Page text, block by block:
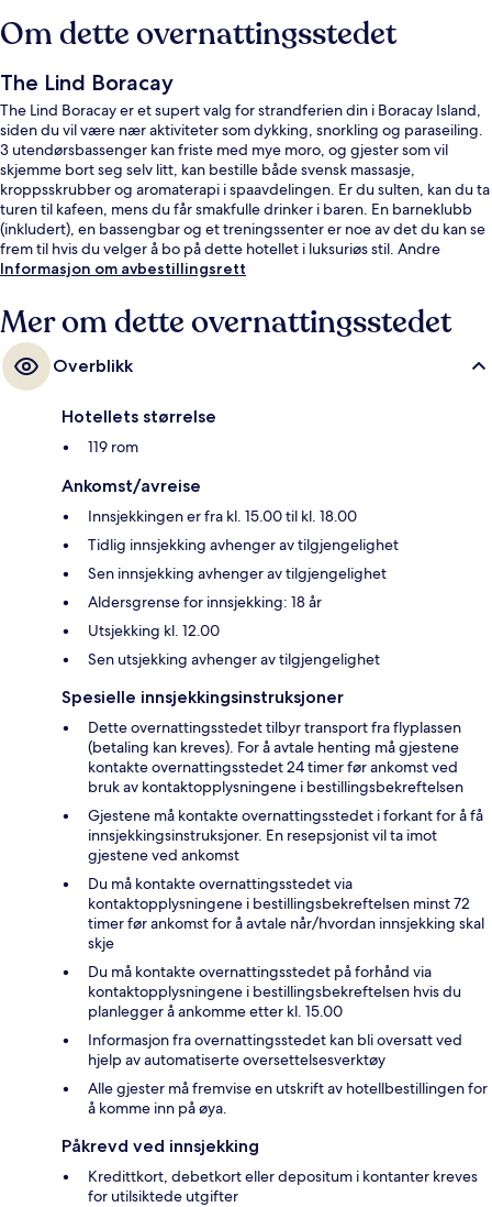
Om dette overnattingsstedet
The Lind Boracay
The Lind Boracay er et supert valg for strandferien din i Boracay Island,
siden du vil være nær aktiviteter som dykking, snorkling og paraseiling.
3 utendørsbassenger kan friste med mye moro, og gjester som vil
skjemme bort seg selv litt, kan bestille både svensk massasje,
kroppsskrubber og aromaterapi i spaavdelingen. Er du sulten, kan du ta
turen til kafeen, mens du får smakfulle drinker i baren. En barneklubb
(inkludert), en bassengbar og et treningssenter er noe av det du kan se
frem til hvis du velger å bo på dette hotellet i luksuriøs stil. Andre
reisende skryter av blant annet den vennlige betjeningen.
Informasjon om avbestillingsrett
Mer om dette overnattingsstedet
Overblikk
Hotellets størrelse
119 rom
Ankomst/avreise
Innsjekkingen er fra kl. 15.00 til kl. 18.00
Tidlig innsjekking avhenger av tilgjengelighet
Sen innsjekking avhenger av tilgjengelighet
Aldersgrense for innsjekking: 18 år
Utsjekking kl. 12.00
Sen utsjekking avhenger av tilgjengelighet
Spesielle innsjekkingsinstruksjoner
Dette overnattingsstedet tilbyr transport fra flyplassen
(betaling kan kreves). For å avtale henting må gjestene
kontakte overnattingsstedet 24 timer før ankomst ved
bruk av kontaktopplysningene i bestillingsbekreftelsen
Gjestene må kontakte overnattingsstedet i forkant for å få
innsjekkingsinstruksjoner. En resepsjonist vil ta imot
gjestene ved ankomst
Du må kontakte overnattingsstedet via
kontaktopplysningene i bestillingsbekreftelsen minst 72
timer før ankomst for å avtale når/hvordan innsjekking skal
skje
Du må kontakte overnattingsstedet på forhånd via
kontaktopplysningene i bestillingsbekreftelsen hvis du
planlegger å ankomme etter kl. 15.00
Informasjon fra overnattingsstedet kan bli oversatt ved
hjelp av automatiserte oversettelsesverktøy
Alle gjester må fremvise en utskrift av hotellbestillingen for
å komme inn på øya.
Påkrevd ved innsjekking
Kredittkort, debetkort eller depositum i kontanter kreves
for utilsiktede utgifter